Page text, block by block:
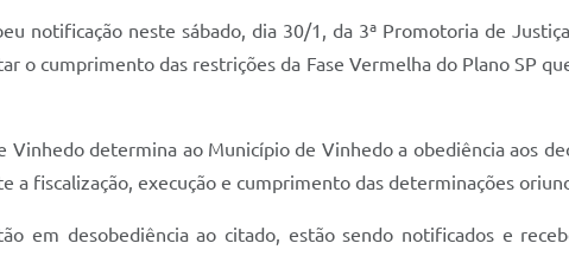
notificação neste sábado, dia 30/1, da 3ª Promotoria de
o cumprimento das restrições da Fase Vermelha do Plano SP
Vinhedo determina ao Município de Vinhedo a obediência aos
a fiscalização, execução e cumprimento das determinações
em desobediência ao citado, estão sendo notificados e